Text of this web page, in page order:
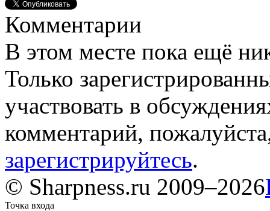
Комментарии
В этом месте пока ещё
Только
участвовать в
комментарий,
зарегистрируйтесь.
© Sharpness.ru 2009–2026
Точка входа